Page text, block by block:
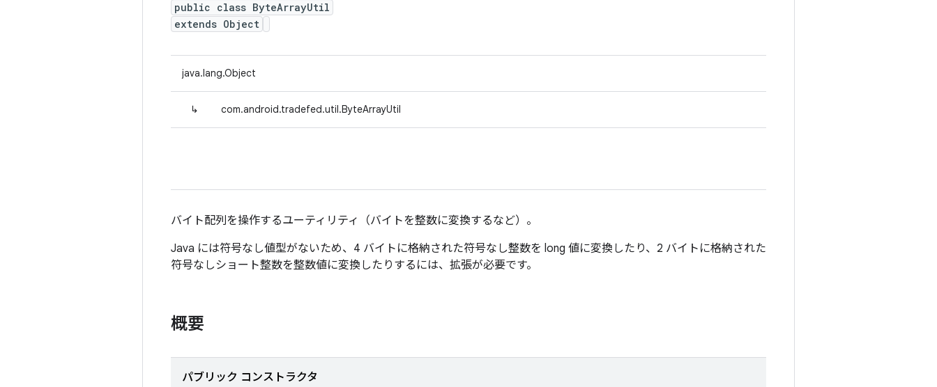
public class ByteArrayUtil
extends Object
java.lang.Object
↳ com.android.tradefed.util.ByteArrayUtil
バイト配列を操作するユーティリティ（バイトを整数に変換するなど）。
Java には符号なし値型がないため、4 バイトに格納された符号なし整数を long 値に変換したり、2 バイトに格納された
符号なしショート整数を整数値に変換したりするには、拡張が必要です。
概要
パブリック コンストラクタ